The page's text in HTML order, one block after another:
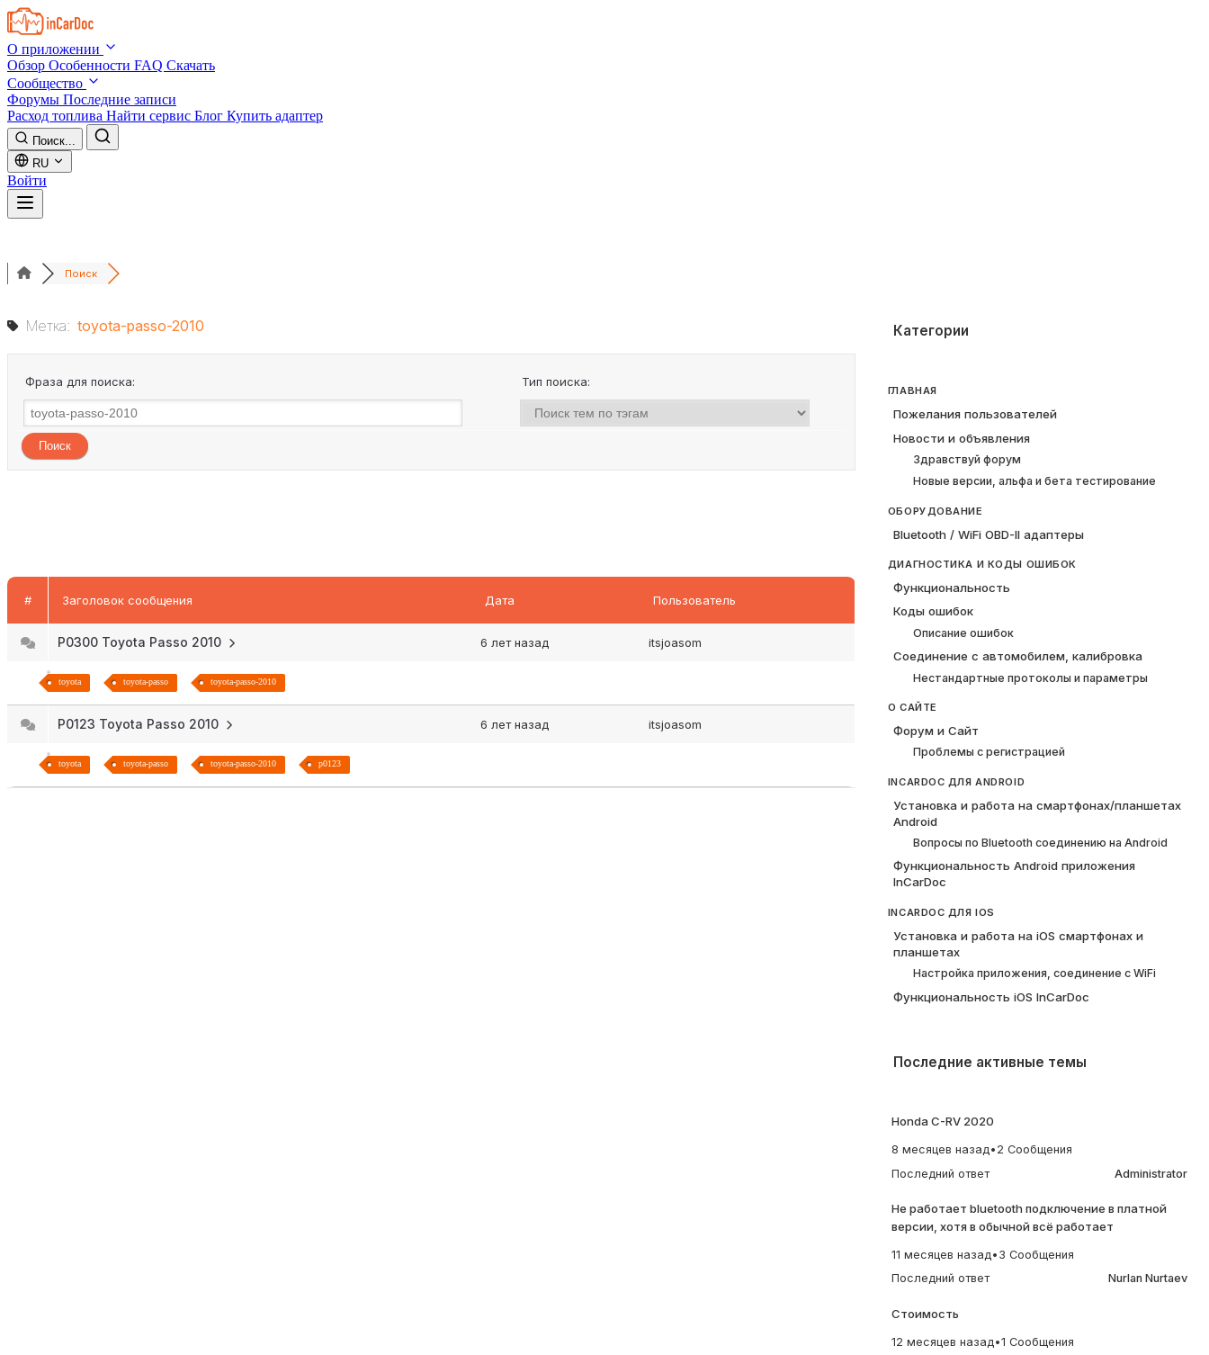
Skip to main content
О приложении
Обзор Особенности FAQ Скачать
Сообщество
Форумы Последние записи
Расход топлива Найти сервис Блог Купить адаптер
Поиск...
RU
Войти
Поиск
Метка: toyota-passo-2010
Фраза для поиска: Тип поиска:
# Заголовок сообщения Дата Пользователь
P0300 Toyota Passo 2010 6 лет назад itsjoasom
toyota toyota-passo toyota-passo-2010
P0123 Toyota Passo 2010 6 лет назад itsjoasom
toyota toyota-passo toyota-passo-2010 p0123
Категории
ГЛАВНАЯ
Пожелания пользователей
Новости и объявления
Здравствуй форум
Новые версии, альфа и бета тестирование
ОБОРУДОВАНИЕ
Bluetooth / WiFi OBD-II адаптеры
ДИАГНОСТИКА И КОДЫ ОШИБОК
Функциональность
Коды ошибок
Описание ошибок
Соединение с автомобилем, калибровка
Нестандартные протоколы и параметры
О САЙТЕ
Форум и Сайт
Проблемы с регистрацией
INCARDOC ДЛЯ ANDROID
Установка и работа на смартфонах/планшетах
Android
Вопросы по Bluetooth соединению на Android
Функциональность Android приложения
InCarDoc
INCARDOC ДЛЯ IOS
Установка и работа на iOS смартфонах и
планшетах
Настройка приложения, соединение с WiFi
Функциональность iOS InCarDoc
Последние активные темы
Honda C-RV 2020
8 месяцев назад• 2 Сообщения
Последний ответ
Administrator
Не работает bluetooth подключение в платной
версии, хотя в обычной всё работает
11 месяцев назад • 3 Сообщения
Последний ответ
Nurlan Nurtaev
Стоимость
12 месяцев назад •1 Сообщения